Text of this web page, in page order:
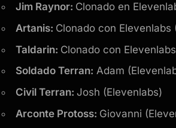
Jim Raynor: Clonado en
Artanis: Clonado con Elevenlabs
Taldarin: Clonado con
Soldado Terran: Adam
Civil Terran: Josh (Elevenlabs)
Arconte Protoss: Giovanni